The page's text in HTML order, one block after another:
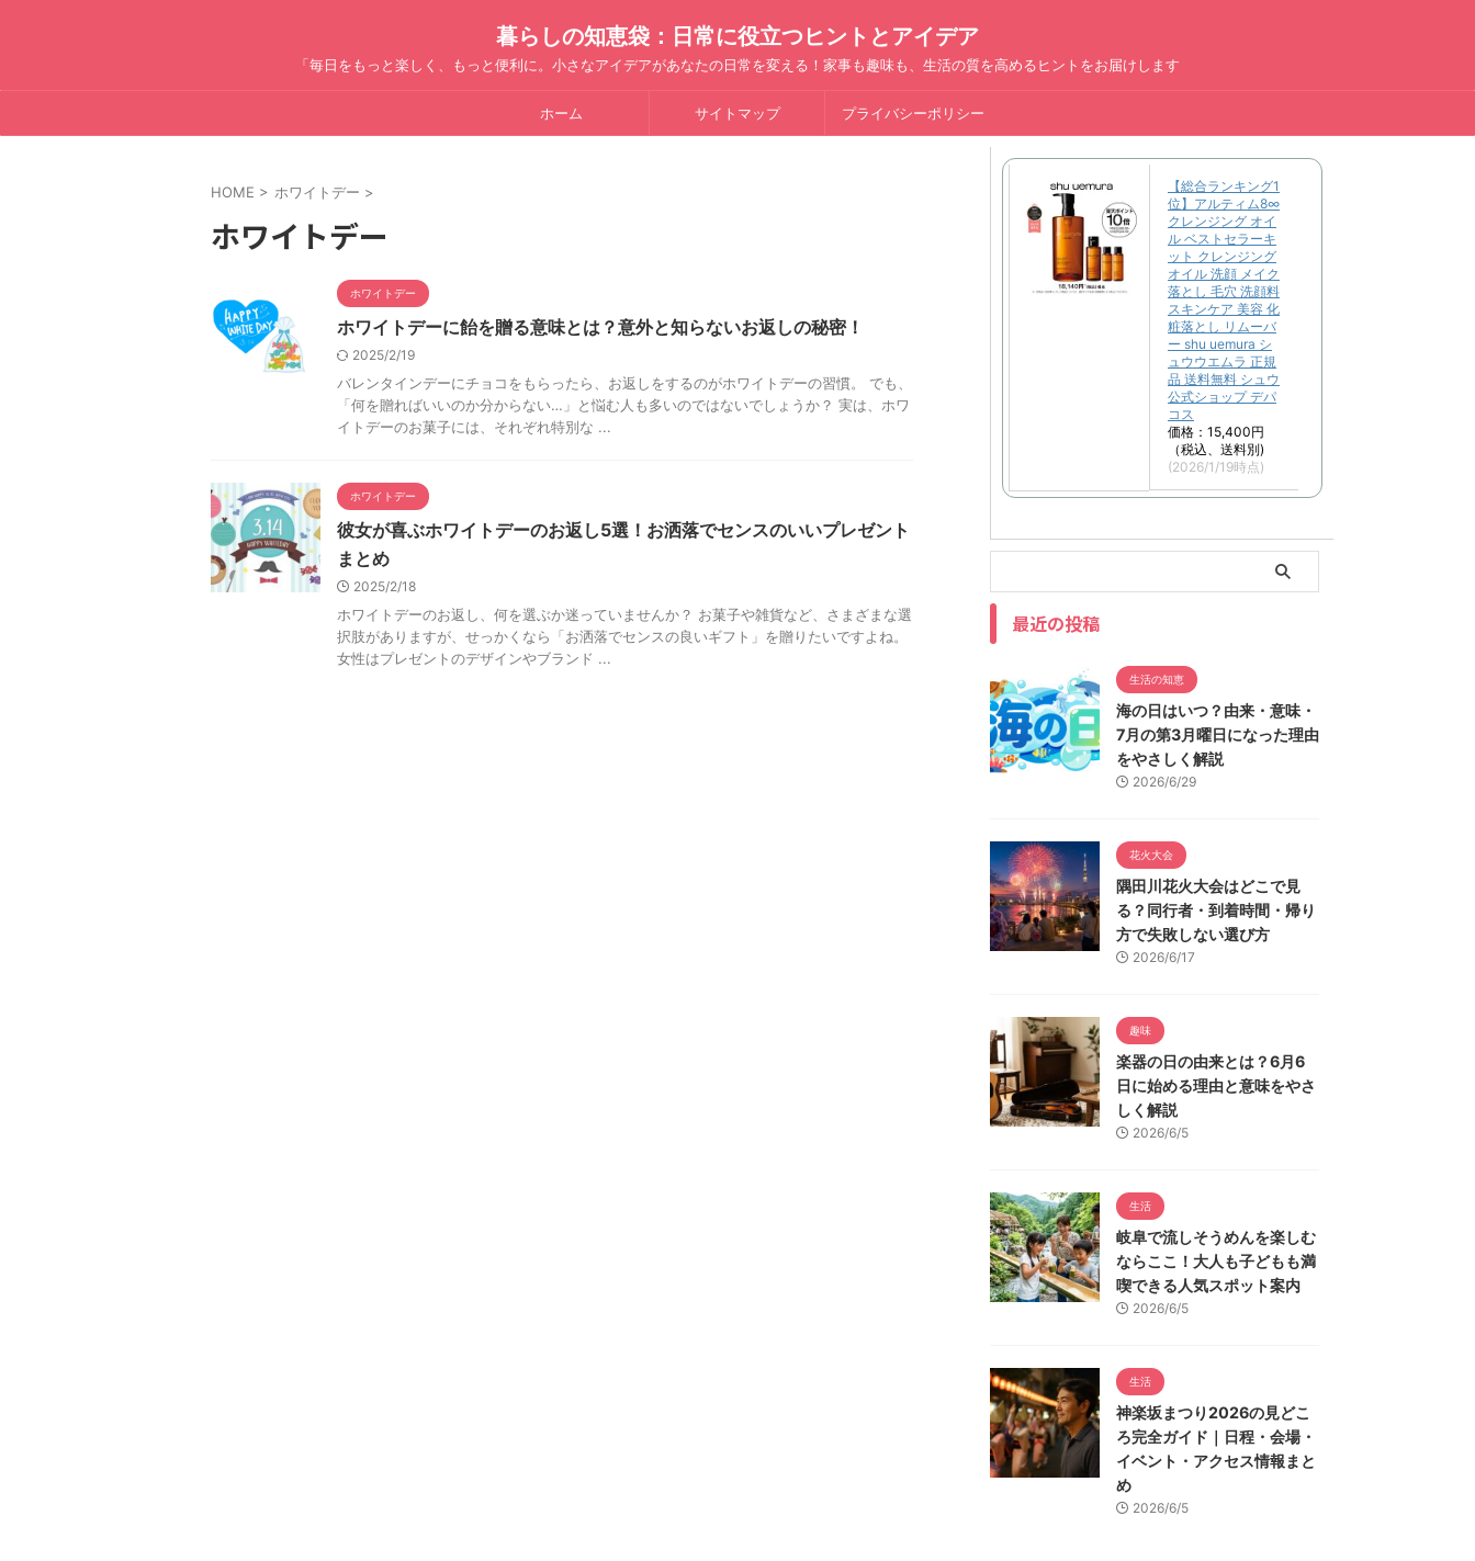
暮らしの知恵袋：日常に役立つヒントとアイデア
「毎日をもっと楽しく、もっと便利に。小さなアイデアがあなたの日常を変える！家事も趣味も、生活の質を高めるヒントをお届けします
ホーム サイトマップ プライバシーポリシー
HOME > ホワイトデー >
ホワイトデー
ホワイトデー
ホワイトデーに飴を贈る意味とは？意外と知らないお返しの秘密！
2025/2/19
バレンタインデーにチョコをもらったら、お返しをするのがホワイトデーの習慣。 でも、
「何を贈ればいいのか分からない…」と悩む人も多いのではないでしょうか？ 実は、ホワ
イトデーのお菓子には、それぞれ特別な ...
ホワイトデー
彼女が喜ぶホワイトデーのお返し5選！お洒落でセンスのいいプレゼント
まとめ
2025/2/18
ホワイトデーのお返し、何を選ぶか迷っていませんか？ お菓子や雑貨など、さまざまな選
択肢がありますが、せっかくなら「お洒落でセンスの良いギフト」を贈りたいですよね。
女性はプレゼントのデザインやブランド ...
【総合ランキング1
位】アルティム8∞
クレンジング オイ
ル ベストセラーキ
ット クレンジング
オイル 洗顔 メイク
落とし 毛穴 洗顔料
スキンケア 美容 化
粧落とし リムーバ
ー shu uemura シ
ュウウエムラ 正規
品 送料無料 シュウ
公式ショップ デパ
コス
価格：15,400円
（税込、送料別)
(2026/1/19時点)
最近の投稿
生活の知恵
海の日はいつ？由来・意味・
7月の第3月曜日になった理由
をやさしく解説
2026/6/29
花火大会
隅田川花火大会はどこで見
る？同行者・到着時間・帰り
方で失敗しない選び方
2026/6/17
趣味
楽器の日の由来とは？6月6
日に始める理由と意味をやさ
しく解説
2026/6/5
生活
岐阜で流しそうめんを楽しむ
ならここ！大人も子どもも満
喫できる人気スポット案内
2026/6/5
生活
神楽坂まつり2026の見どこ
ろ完全ガイド｜日程・会場・
イベント・アクセス情報まと
め
2026/6/5